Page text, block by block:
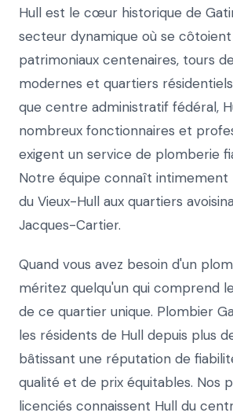
Hull est le cœur historique de
secteur dynamique où se
patrimoniaux centenaires, tours
modernes et quartiers
que centre administratif fédéral,
nombreux fonctionnaires et
exigent un service de plomberie
Notre équipe connaît intimement
du Vieux-Hull aux quartiers
Jacques-Cartier.
Quand vous avez besoin d'un
méritez quelqu'un qui comprend
de ce quartier unique. Plombier
les résidents de Hull depuis plus
bâtissant une réputation de
qualité et de prix équitables. Nos
licenciés connaissent Hull du